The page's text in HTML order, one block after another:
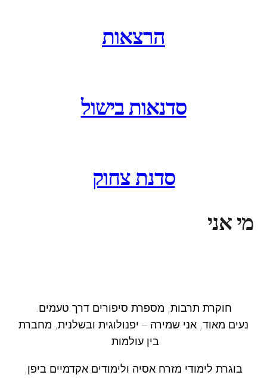
הרצאות
סדנאות בישול
סדנת צחוק
מי אני
חוקרת תרבות, מספרת סיפורים דרך טעמים.
נעים מאוד, אני שמירה – יפנולוגית ובשלנית, מחברת
בין עולמות.
בוגרת לימודי מזרח אסיה ולימודים אקדמיים ביפן,